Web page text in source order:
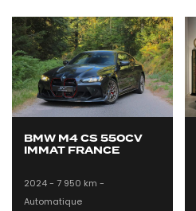
BMW M4 CS 550CV
IMMAT FRANCE
2024 - 7 950 km -
Automatique